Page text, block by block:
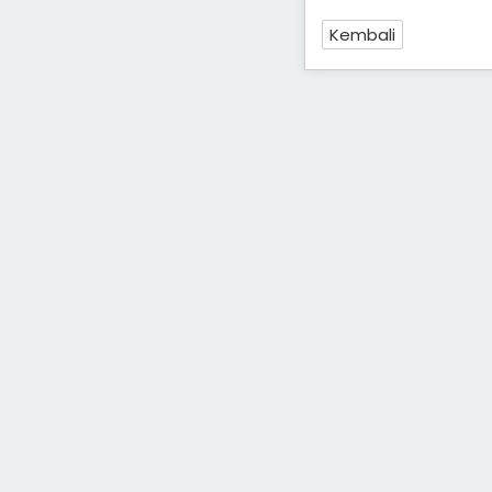
Kembali